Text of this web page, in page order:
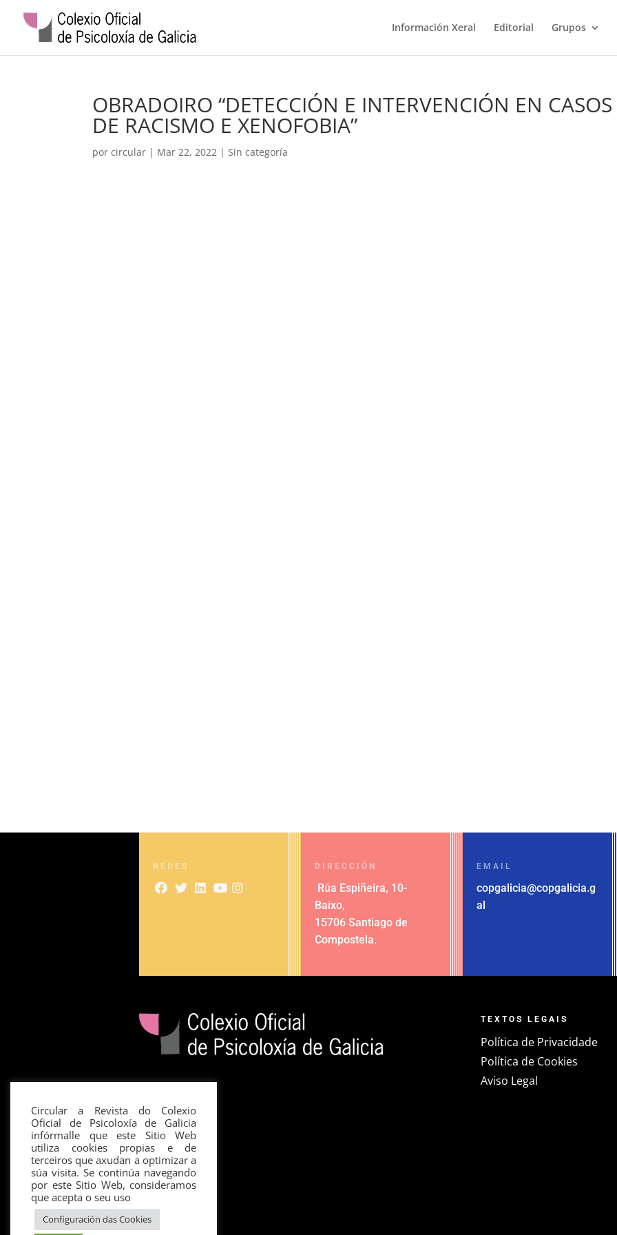
Información Xeral Editorial Grupos
OBRADOIRO “DETECCIÓN E INTERVENCIÓN EN CASOS
DE RACISMO E XENOFOBIA”
porcircular | Mar 22, 2022 | Sin categoría
REDES DIRECCIÓN
Rúa Espiñeira, 10-
Baixo,
15706 Santiago de
Compostela.
EMAIL
copgalicia@copgalicia.g
al
TEXTOS LEGAIS
Política de Privacidade
Política de Cookies
Aviso Legal
Circular a Revista do Colexio
Oficial de Psicoloxía de Galicia
infórmalle que este Sitio Web
utiliza cookies propias e de
terceiros que axudan a optimizar a
súa visita. Se continúa navegando
por este Sitio Web, consideramos
que acepta o seu uso
Configuración das Cookies